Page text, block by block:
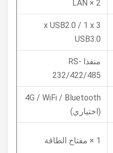
3 x USB2.0 / 1 x
USB3.0
منفذا RS-
232/422/485
4G / WiFi / Bluetooth
(اختياري)